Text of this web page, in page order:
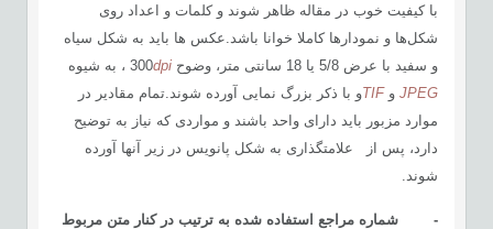
با کیفیت خوب در مقاله ظاهر شوند و کلمات و اعداد روی
شکل‌ها و نمودارها کاملا خوانا باشد.عکس ها باید به شکل سیاه
و سفید با عرض 5/8 یا 18 سانتی متر، وضوح 300
dpi
، به شیوه
JPEGو TIFو با ذکر بزرگ نمایی آورده شوند.تمام مقادیر در
موارد مزبور باید دارای واحد باشند و مواردی که نیاز به توضیح
دارد، پس از علامت­گذاری به شکل پانویس در زیر آن­ها آورده
شوند.
-
شماره مراجع استفاده شده به ترتیب در کنار متن مربوط